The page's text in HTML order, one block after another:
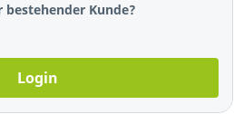
bestehender Kunde?
Login